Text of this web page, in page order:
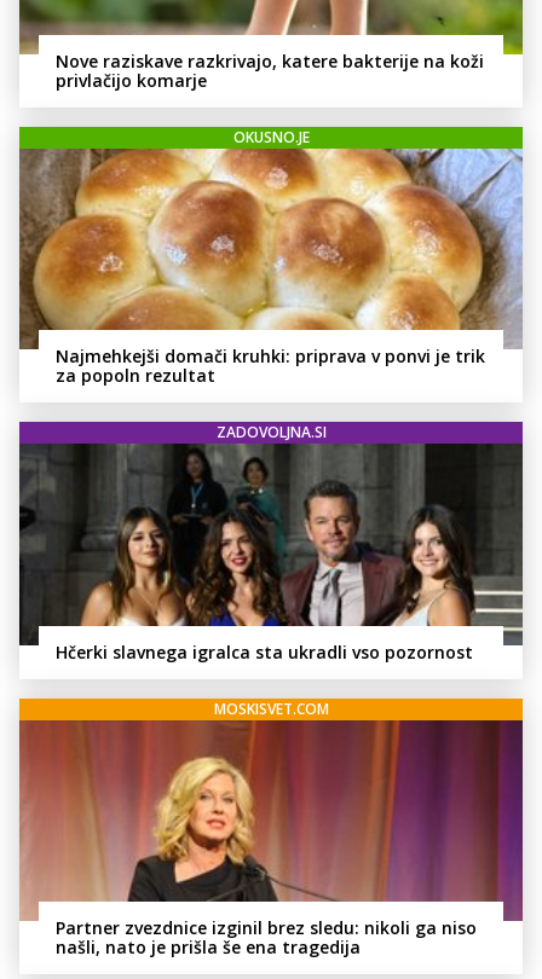
Nove raziskave razkrivajo, katere bakterije na koži
privlačijo komarje
OKUSNO.JE
Najmehkejši domači kruhki: priprava v ponvi je trik
za popoln rezultat
ZADOVOLJNA.SI
Hčerki slavnega igralca sta ukradli vso pozornost
MOSKISVET.COM
Partner zvezdnice izginil brez sledu: nikoli ga niso
našli, nato je prišla še ena tragedija